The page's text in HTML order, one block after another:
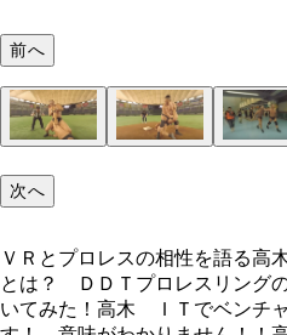
前へ
次へ
ＶＲとプロレスの相性を語る高
とは？ ＤＤＴプロレスリング
いてみた！高木 ＩＴでベンチ